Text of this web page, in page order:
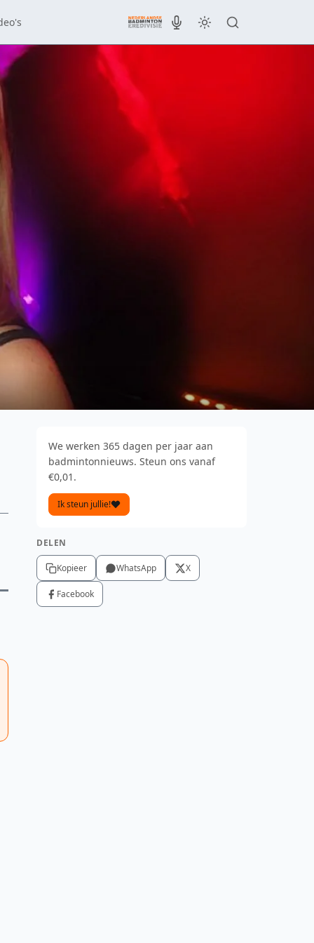
We werken 365 dagen per jaar aan
badmintonnieuws. Steun ons vanaf
€0,01.
Ik steun jullie!
DELEN
Kopieer WhatsApp X
Facebook